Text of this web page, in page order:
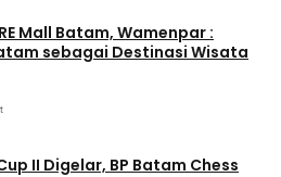
Mall Batam, Wamenpar :
sebagai Destinasi Wisata
II Digelar, BP Batam Chess